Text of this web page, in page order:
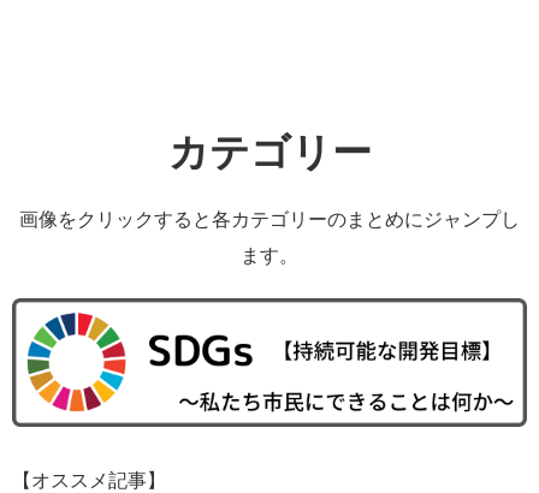
カテゴリー
画像をクリックすると各カテゴリーのまとめにジャンプし
ます。
【オススメ記事】